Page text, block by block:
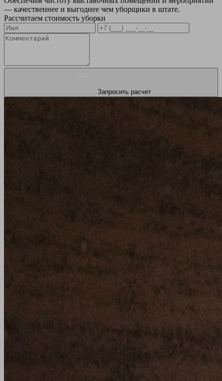
— качественнее и выгоднее чем уборщики в штате.
Рассчитаем стоимость уборки
Запросить расчет